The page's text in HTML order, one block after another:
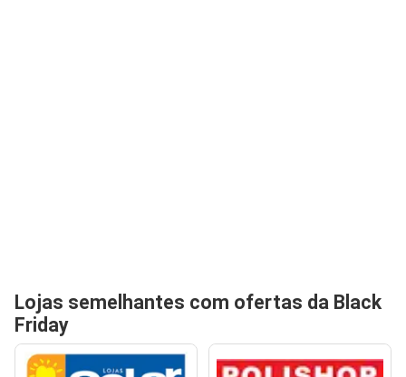
Lojas semelhantes com ofertas da Black
Friday